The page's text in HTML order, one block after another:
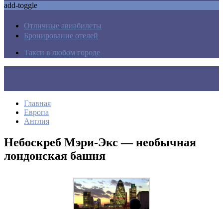
add-toggle
Отличные авиабилеты
Бронирование отелей
Такси в любом городе
Главная
Европа
Англия
Небоскреб Мэри-Экс — необычная
лондонская башня